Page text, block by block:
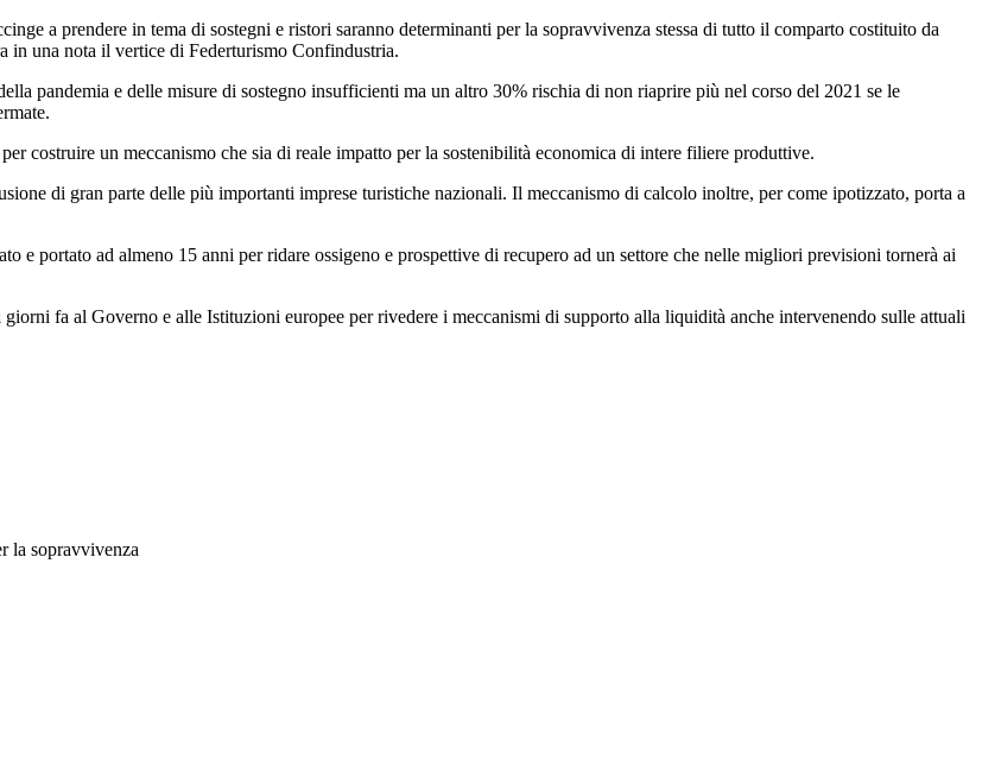
a prendere in tema di sostegni e ristori saranno determinanti per la sopravvivenza stessa di tutto il comparto costituito da
in una nota il vertice di Federturismo Confindustria.
pandemia e delle misure di sostegno insufficienti ma un altro 30% rischia di non riaprire più nel corso del 2021 se le
costruire un meccanismo che sia di reale impatto per la sostenibilità economica di intere filiere produttive.
di gran parte delle più importanti imprese turistiche nazionali. Il meccanismo di calcolo inoltre, per come ipotizzato, porta a
e portato ad almeno 15 anni per ridare ossigeno e prospettive di recupero ad un settore che nelle migliori previsioni tornerà ai
fa al Governo e alle Istituzioni europee per rivedere i meccanismi di supporto alla liquidità anche intervenendo sulle attuali
la sopravvivenza